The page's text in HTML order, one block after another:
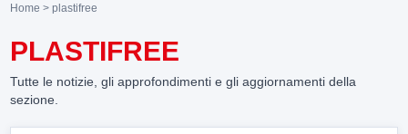
Home > plastifree
PLASTIFREE
Tutte le notizie, gli approfondimenti e gli aggiornamenti della
sezione.